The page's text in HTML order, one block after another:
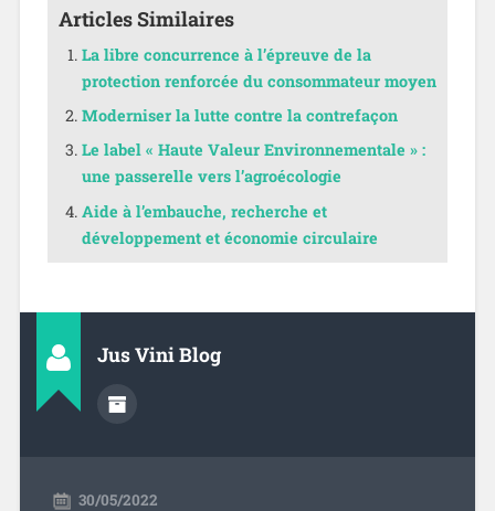
Articles Similaires
La libre concurrence à l’épreuve de la
protection renforcée du consommateur moyen
Moderniser la lutte contre la contrefaçon
Le label « Haute Valeur Environnementale » :
une passerelle vers l’agroécologie
Aide à l’embauche, recherche et
développement et économie circulaire
Jus Vini Blog
30/05/2022